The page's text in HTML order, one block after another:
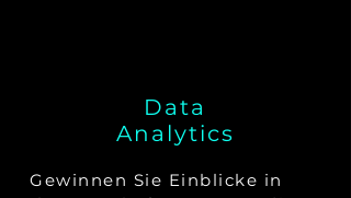
Data
Analytics
Gewinnen Sie Einblicke in